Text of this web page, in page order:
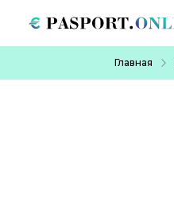
Главная